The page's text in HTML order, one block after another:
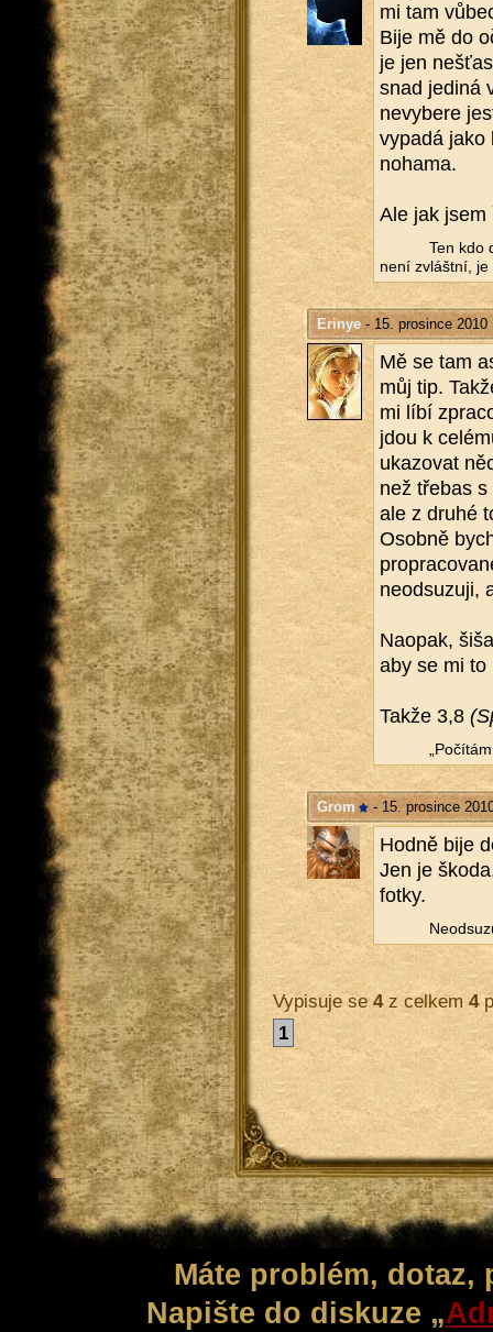
mi tam
Bije mě do
je jen
snad je­di­ná
ne­vy­be­re
vypadá jako
no­ha­ma.
Ale jak jsem
Ten kdo
není zvlášt­ní,
Erinye- 15. prosince 2010
Mě se tam
můj tip.
mi líbí
jdou k
uka­zo­vat
než tře­bas
ale z druhé
Osob­ně
ne­od­su­zu­ji,
Na­o­pak,
aby se mi to
Takže 3,8
Grom - 15. prosince
Hodně bije
Jen je
fotky.
Vypisuje se4z celkem4
1
Máte problém,
Napište do diskuze „